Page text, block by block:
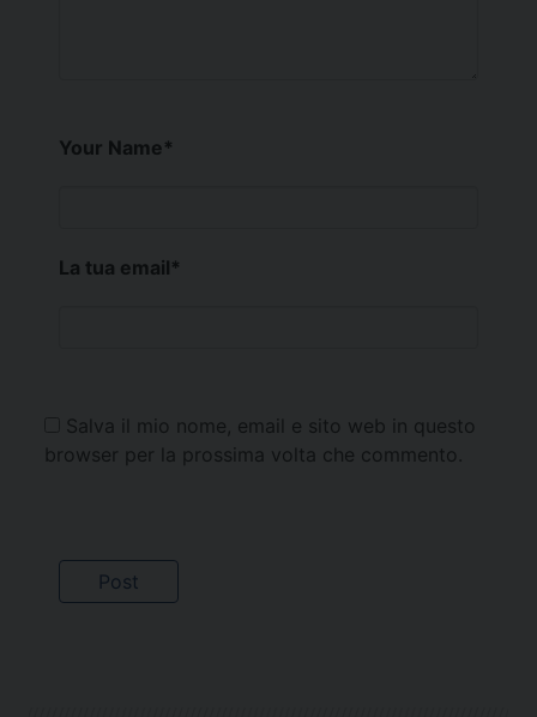
Your Name*
La tua email*
Salva il mio nome, email e sito web in questo
browser per la prossima volta che commento.